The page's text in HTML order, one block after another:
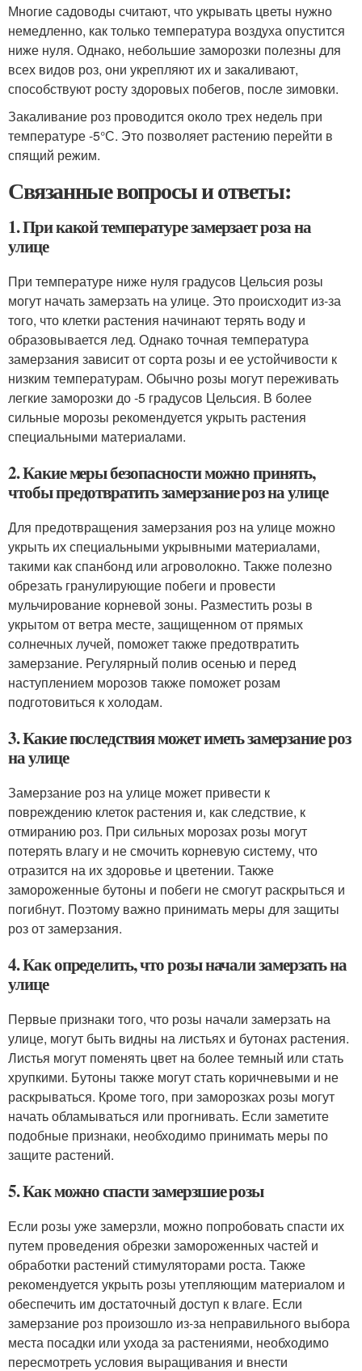
Многие садоводы считают, что укрывать цветы нужно
немедленно, как только температура воздуха опустится
ниже нуля. Однако, небольшие заморозки полезны для
всех видов роз, они укрепляют их и закаливают,
способствуют росту здоровых побегов, после зимовки.
Закаливание роз проводится около трех недель при
температуре -5°С. Это позволяет растению перейти в
спящий режим.
Связанные вопросы и ответы:
1. При какой температуре замерзает роза на
улице
При температуре ниже нуля градусов Цельсия розы
могут начать замерзать на улице. Это происходит из-за
того, что клетки растения начинают терять воду и
образовывается лед. Однако точная температура
замерзания зависит от сорта розы и ее устойчивости к
низким температурам. Обычно розы могут переживать
легкие заморозки до -5 градусов Цельсия. В более
сильные морозы рекомендуется укрыть растения
специальными материалами.
2. Какие меры безопасности можно принять,
чтобы предотвратить замерзание роз на улице
Для предотвращения замерзания роз на улице можно
укрыть их специальными укрывными материалами,
такими как спанбонд или агроволокно. Также полезно
обрезать гранулирующие побеги и провести
мульчирование корневой зоны. Разместить розы в
укрытом от ветра месте, защищенном от прямых
солнечных лучей, поможет также предотвратить
замерзание. Регулярный полив осенью и перед
наступлением морозов также поможет розам
подготовиться к холодам.
3. Какие последствия может иметь замерзание роз
на улице
Замерзание роз на улице может привести к
повреждению клеток растения и, как следствие, к
отмиранию роз. При сильных морозах розы могут
потерять влагу и не смочить корневую систему, что
отразится на их здоровье и цветении. Также
замороженные бутоны и побеги не смогут раскрыться и
погибнут. Поэтому важно принимать меры для защиты
роз от замерзания.
4. Как определить, что розы начали замерзать на
улице
Первые признаки того, что розы начали замерзать на
улице, могут быть видны на листьях и бутонах растения.
Листья могут поменять цвет на более темный или стать
хрупкими. Бутоны также могут стать коричневыми и не
раскрываться. Кроме того, при заморозках розы могут
начать обламываться или прогнивать. Если заметите
подобные признаки, необходимо принимать меры по
защите растений.
5. Как можно спасти замерзшие розы
Если розы уже замерзли, можно попробовать спасти их
путем проведения обрезки замороженных частей и
обработки растений стимуляторами роста. Также
рекомендуется укрыть розы утепляющим материалом и
обеспечить им достаточный доступ к влаге. Если
замерзание роз произошло из-за неправильного выбора
места посадки или ухода за растениями, необходимо
пересмотреть условия выращивания и внести